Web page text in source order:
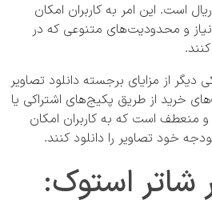
است. این امر به کاربران امکان
و محدودیت‌های متنوعی که در
دیگر از مزایای برجسته دانلود تصاویر
خرید از طریق پکیج‌های اشتراکی یا
منعطف است که به کاربران امکان
خود تصاویر را دانلود کنند.
شاتر استوک: